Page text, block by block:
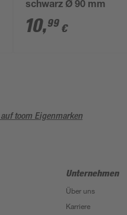
schwarz Ø 90 mm
10,99 €
toom Eigenmarken
Unternehmen
Über uns
Karriere